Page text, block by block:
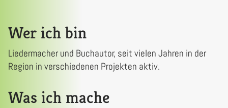
Wer ich bin
Liedermacher und Buchautor, seit vielen Jahren in der
Region in verschiedenen Projekten aktiv.
Was ich mache